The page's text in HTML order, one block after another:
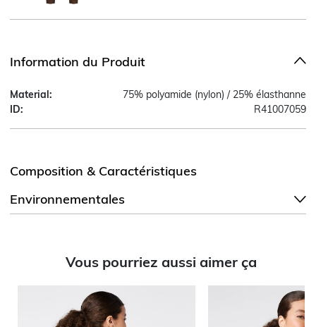
Information du Produit
Material:
75% polyamide (nylon) / 25% élasthanne
ID:
R41007059
Composition & Caractéristiques
Environnementales
Vous pourriez aussi aimer ça